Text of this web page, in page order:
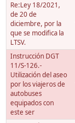
Re:Ley 18/2021,
de 20 de
diciembre, por la
que se modifica la
LTSV.
Instrucción DGT
11/S-126.-
Utilización del aseo
por los viajeros de
autobuses
equipados con
este ser